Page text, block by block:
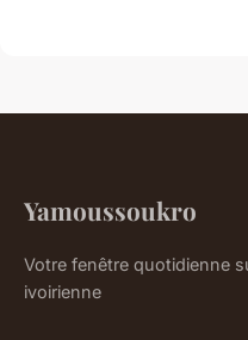
Yamoussoukro
Votre fenêtre quotidienne
ivoirienne